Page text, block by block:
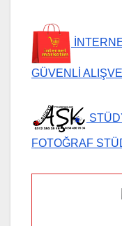
GÜVENLİ
FOTOĞRAF